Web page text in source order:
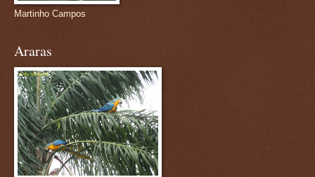
Martinho Campos
Araras